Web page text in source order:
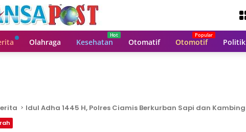
Olahraga Kesehatan Otomatif Otomotif Politik
Idul Adha 1445 H, Polres Ciamis Berkurban Sapi dan Kambing